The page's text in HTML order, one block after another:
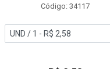
Código: 34117